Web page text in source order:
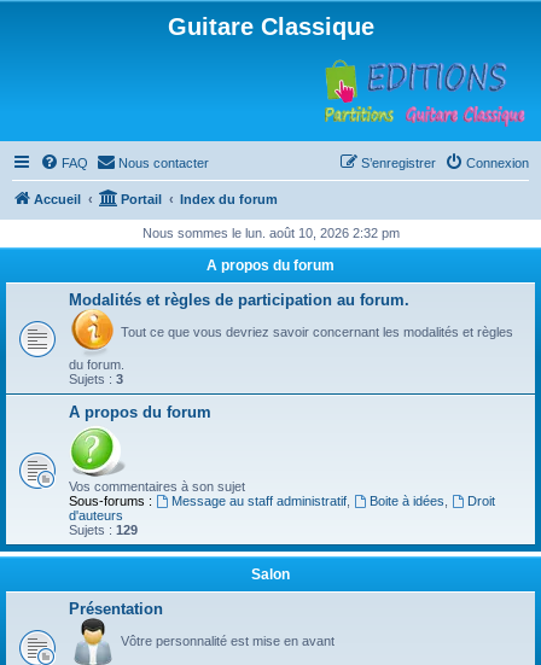
Guitare Classique
FAQ Nous contacter Connexion
S’enregistrer
Accueil Portail Index du forum
Nous sommes le lun. août 10, 2026 2:32 pm
A propos du forum
Modalités et règles de participation au forum.
Tout ce que vous devriez savoir concernant les modalités et règles
du forum.
Sujets : 3
A propos du forum
Vos commentaires à son sujet
Sous-forums :
Message au staff administratif, Boite à idées
Droit
d'auteurs
Sujets : 129
Salon
Présentation
Vôtre personnalité est mise en avant